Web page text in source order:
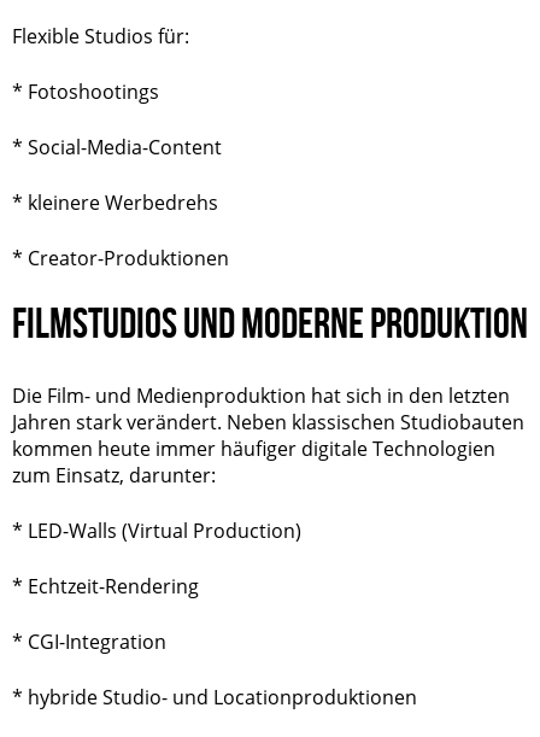
Flexible Studios für:
* Fotoshootings
* Social-Media-Content
* kleinere Werbedrehs
* Creator-Produktionen
FILMSTUDIOS UND MODERNE PRODUKTION
Die Film- und Medienproduktion hat sich in den letzten
Jahren stark verändert. Neben klassischen Studiobauten
kommen heute immer häufiger digitale Technologien
zum Einsatz, darunter:
* LED-Walls (Virtual Production)
* Echtzeit-Rendering
* CGI-Integration
* hybride Studio- und Locationproduktionen